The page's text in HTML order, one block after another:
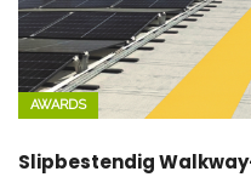
AWARDS
Slipbestendig